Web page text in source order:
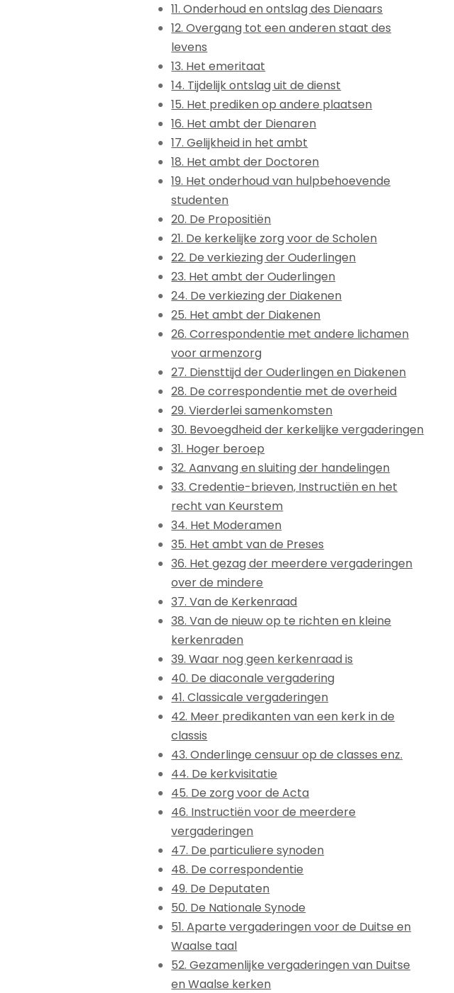
11. Onderhoud en ontslag des Dienaars
12. Overgang tot een anderen staat des
levens
13. Het emeritaat
14. Tijdelijk ontslag uit de dienst
15. Het prediken op andere plaatsen
16. Het ambt der Dienaren
17. Gelijkheid in het ambt
18. Het ambt der Doctoren
19. Het onderhoud van hulpbehoevende
studenten
20. De Propositiën
21. De kerkelijke zorg voor de Scholen
22. De verkiezing der Ouderlingen
23. Het ambt der Ouderlingen
24. De verkiezing der Diakenen
25. Het ambt der Diakenen
26. Correspondentie met andere lichamen
voor armenzorg
27. Diensttijd der Ouderlingen en Diakenen
28. De correspondentie met de overheid
29. Vierderlei samenkomsten
30. Bevoegdheid der kerkelijke vergaderingen
31. Hoger beroep
32. Aanvang en sluiting der handelingen
33. Credentie-brieven, Instructiën en het
recht van Keurstem
34. Het Moderamen
35. Het ambt van de Preses
36. Het gezag der meerdere vergaderingen
over de mindere
37. Van de Kerkenraad
38. Van de nieuw op te richten en kleine
kerkenraden
39. Waar nog geen kerkenraad is
40. De diaconale vergadering
41. Classicale vergaderingen
42. Meer predikanten van een kerk in de
classis
43. Onderlinge censuur op de classes enz.
44. De kerkvisitatie
45. De zorg voor de Acta
46. Instructiën voor de meerdere
vergaderingen
47. De particuliere synoden
48. De correspondentie
49. De Deputaten
50. De Nationale Synode
51. Aparte vergaderingen voor de Duitse en
Waalse taal
52. Gezamenlijke vergaderingen van Duitse
en Waalse kerken